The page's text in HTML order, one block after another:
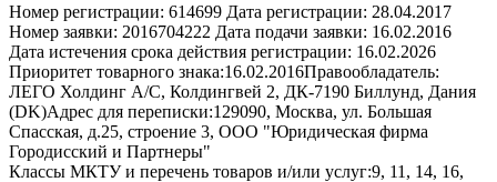
Номер регистрации: 614699 Дата регистрации: 28.04.2017
Номер заявки: 2016704222 Дата подачи заявки: 16.02.2016
Дата истечения срока действия регистрации: 16.02.2026
Приоритет товарного знака:16.02.2016Правообладатель:
ЛЕГО Холдинг А/С, Колдингвей 2, ДК-7190 Биллунд, Дания
(DK)Адрес для переписки:129090, Москва, ул. Большая
Спасская, д.25, строение 3, ООО "Юридическая фирма
Городисский и Партнеры"
Классы МКТУ и перечень товаров и/или услуг:9, 11, 14, 16,